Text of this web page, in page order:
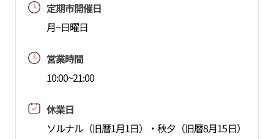
定期市開催日
月~日曜日
営業時間
10:00~21:00
休業日
ソルナル（旧暦1月1日）・秋夕（旧暦8月15日）